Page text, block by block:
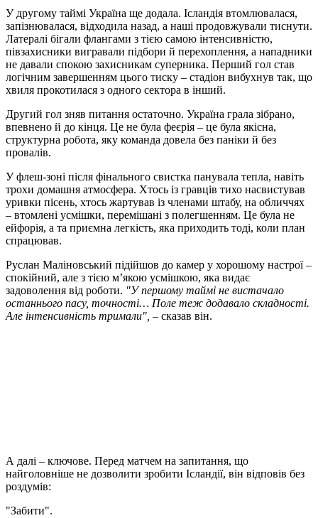
У другому таймі Україна ще додала. Ісландія втомлювалася,
запізнювалася, відходила назад, а наші продовжували тиснути.
Латералі бігали флангами з тією самою інтенсивністю,
півзахисники вигравали підбори й перехоплення, а нападники
не давали спокою захисникам суперника. Перший гол став
логічним завершенням цього тиску – стадіон вибухнув так, що
хвиля прокотилася з одного сектора в інший.
Другий гол зняв питання остаточно. Україна грала зібрано,
впевнено й до кінця. Це не була феєрія – це була якісна,
структурна робота, яку команда довела без паніки й без
провалів.
У флеш-зоні після фінального свистка панувала тепла, навіть
трохи домашня атмосфера. Хтось із гравців тихо насвистував
уривки пісень, хтось жартував із членами штабу, на обличчях
– втомлені усмішки, перемішані з полегшенням. Це була не
ейфорія, а та приємна легкість, яка приходить тоді, коли план
спрацював.
Руслан Маліновський підійшов до камер у хорошому настрої –
спокійний, але з тією м’якою усмішкою, яка видає
задоволення від роботи. "У першому таймі не вистачало
останнього пасу, точності… Поле теж додавало складності.
Але інтенсивність тримали", – сказав він.
А далі – ключове. Перед матчем на запитання, що
найголовніше не дозволити зробити Ісландії, він відповів без
роздумів:
"Забити".